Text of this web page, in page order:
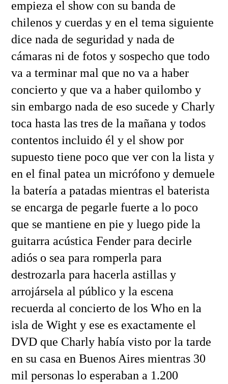
empieza el show con su banda de
chilenos y cuerdas y en el tema siguiente
dice nada de seguridad y nada de
cámaras ni de fotos y sospecho que todo
va a terminar mal que no va a haber
concierto y que va a haber quilombo y
sin embargo nada de eso sucede y Charly
toca hasta las tres de la mañana y todos
contentos incluido él y el show por
supuesto tiene poco que ver con la lista y
en el final patea un micrófono y demuele
la batería a patadas mientras el baterista
se encarga de pegarle fuerte a lo poco
que se mantiene en pie y luego pide la
guitarra acústica Fender para decirle
adiós o sea para romperla para
destrozarla para hacerla astillas y
arrojársela al público y la escena
recuerda al concierto de los Who en la
isla de Wight y ese es exactamente el
DVD que Charly había visto por la tarde
en su casa en Buenos Aires mientras 30
mil personas lo esperaban a 1.200